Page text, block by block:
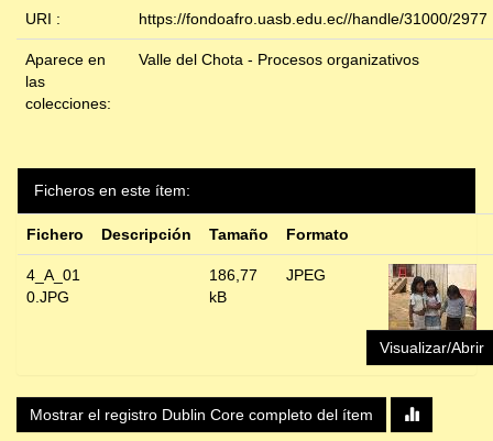
URI : https://fondoafro.uasb.edu.ec//handle/31000/2977
Aparece en
las
colecciones:
Valle del Chota - Procesos organizativos
Ficheros en este ítem:
Fichero Descripción Tamaño Formato
4_A_01
0.JPG
186,77
kB
JPEG
Visualizar/Abrir
Mostrar el registro Dublin Core completo del ítem